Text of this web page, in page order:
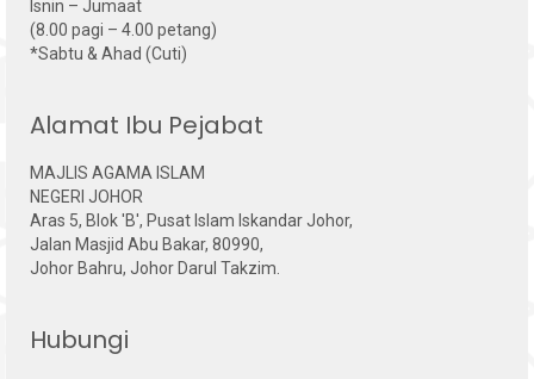
Isnin – Jumaat
(8.00 pagi – 4.00 petang)
*Sabtu & Ahad (Cuti)
Alamat Ibu Pejabat
MAJLIS AGAMA ISLAM
NEGERI JOHOR
Aras 5, Blok 'B', Pusat Islam Iskandar Johor,
Jalan Masjid Abu Bakar, 80990,
Johor Bahru, Johor Darul Takzim.
Hubungi